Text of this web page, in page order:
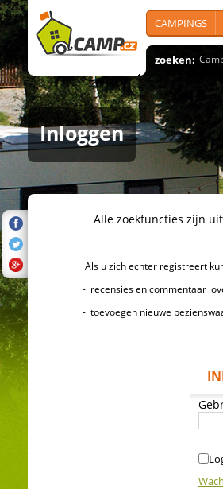
CAMPINGS
zoeken:
Inloggen
Alle zoekfuncties zijn
Als u zich echter registreert
- recensies en commentaar over
- toevoegen nieuwe